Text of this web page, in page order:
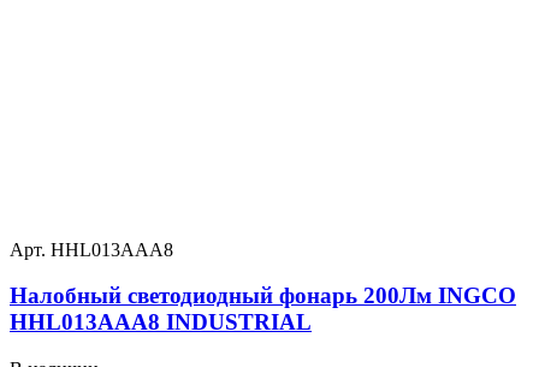
Арт. HHL013AAA8
Налобный светодиодный фонарь 200Лм INGCO
HHL013AAA8 INDUSTRIAL